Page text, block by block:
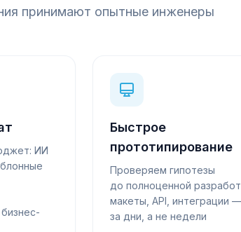
принимают опытные инженеры
ИИ
Быстрое
прототипирование
Проверяем гипотезы
до полноценной
макеты, API, интеграции —
за дни, а не недели